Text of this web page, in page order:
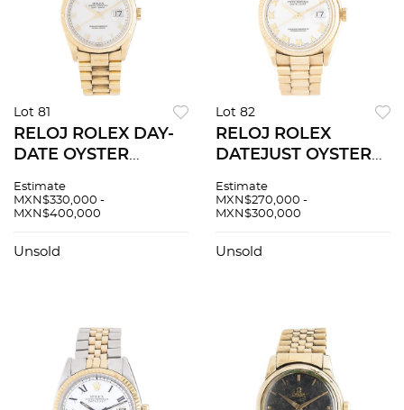
Lot 81
RELOJ ROLEX DAY-
DATE OYSTER
AMARILLO DE 18K
REF. 18248, CA. 1988
automÃƒÂ¡tico.
Estimate
MXN$330,000 -
MXN$400,000
Unsold
Lot 82
RELOJ ROLEX
DATEJUST OYSTER
AMARILLO DE 18K
REF. 16018, CA. 1981 -
automÃƒÂ¡tico.
Estimate
MXN$270,000 -
MXN$300,000
Unsold